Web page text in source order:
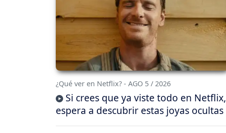
¿Qué ver en Netflix? - AGO 5 / 2026
Si crees que ya viste todo en Netflix,
espera a descubrir estas joyas ocultas